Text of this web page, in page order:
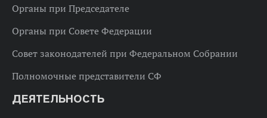
Органы при Председателе
Органы при Совете Федерации
Совет законодателей при Федеральном Собрании
Полномочные представители СФ
ДЕЯТЕЛЬНОСТЬ